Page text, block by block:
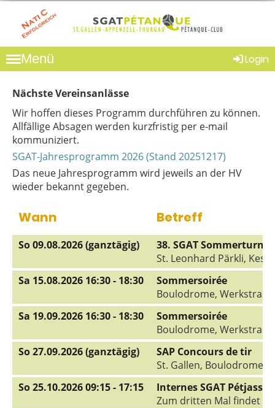
Menü Login
Nächste Vereinsanlässe
Wir hoffen dieses Programm durchführen zu können.
Allfällige Absagen werden kurzfristig per e-mail
kommuniziert.
SGAT-Jahresprogramm 2026 (Stand 20251217)
Das neue Jahresprogramm wird jeweils an der HV
wieder bekannt gegeben.
Wann Betreff
So 09.08.2026 (ganztägig)
38. SGAT
St. Leonhard Pärkli,
Sa 15.08.2026 16:30 - 18:30
Sommersoirée
Boulodrome,
Sa 19.09.2026 16:30 - 18:30
Sommersoirée
Boulodrome,
So 27.09.2026 (ganztägig)
SAP Concours de tir
St. Gallen, Boulodrome,
So 25.10.2026 09:15 - 17:15
Internes SGAT Pétjass
Zum dritten Mal findet